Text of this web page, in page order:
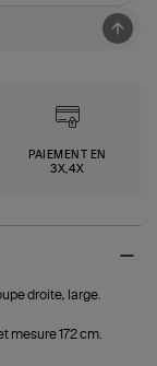
PAIEMENT EN
3X,4X
droite, large.
mesure 172 cm.